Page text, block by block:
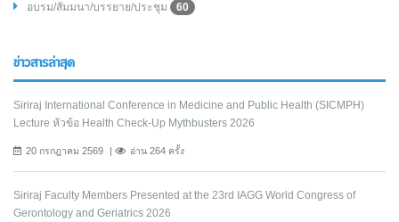
อบรม/สัมมนา/บรรยาย/ประชุม
60
ข่าวสารล่าสุด
Siriraj International Conference in Medicine and Public Health (SICMPH)
Lecture หัวข้อ Health Check-Up Mythbusters 2026
20 กรกฎาคม 2569 อ่าน 264 ครั้ง
Siriraj Faculty Members Presented at the 23rd IAGG World Congress of
Gerontology and Geriatrics 2026